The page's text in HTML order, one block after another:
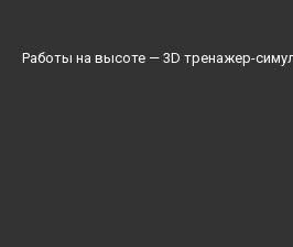
Работы на высоте — 3D тренажер-